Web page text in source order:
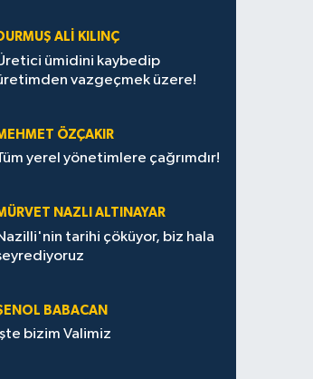
ALI KILINÇ
ümidini kaybedip
vazgeçmek üzere!
ÖZÇAKIR
yerel yönetimlere çağrımdır!
NAZLI ALTINAYAR
tarihi çöküyor, biz hala
BABACAN
İşte bizim Valimiz